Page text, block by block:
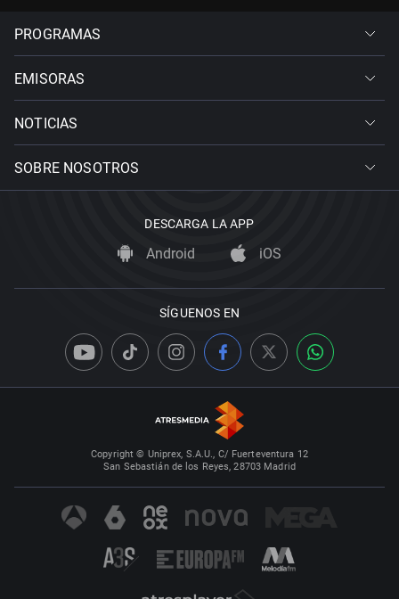
PROGRAMAS
EMISORAS
NOTICIAS
SOBRE NOSOTROS
DESCARGA LA APP
Android iOS
SÍGUENOS EN
Copyright © Uniprex, S.A.U., C/ Fuerteventura 12
San Sebastián de los Reyes, 28703 Madrid